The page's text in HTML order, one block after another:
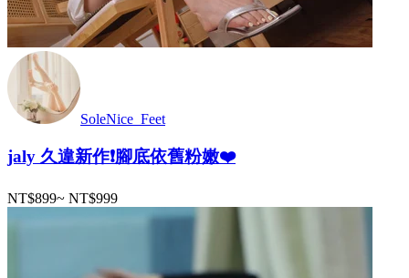
SoleNice_Feet
jaly 久違新作❗️腳底依舊粉嫩❤️
NT$899~ NT$999